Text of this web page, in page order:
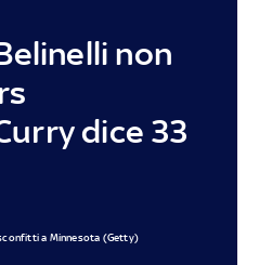
non
dice 33
a Minnesota (Getty)